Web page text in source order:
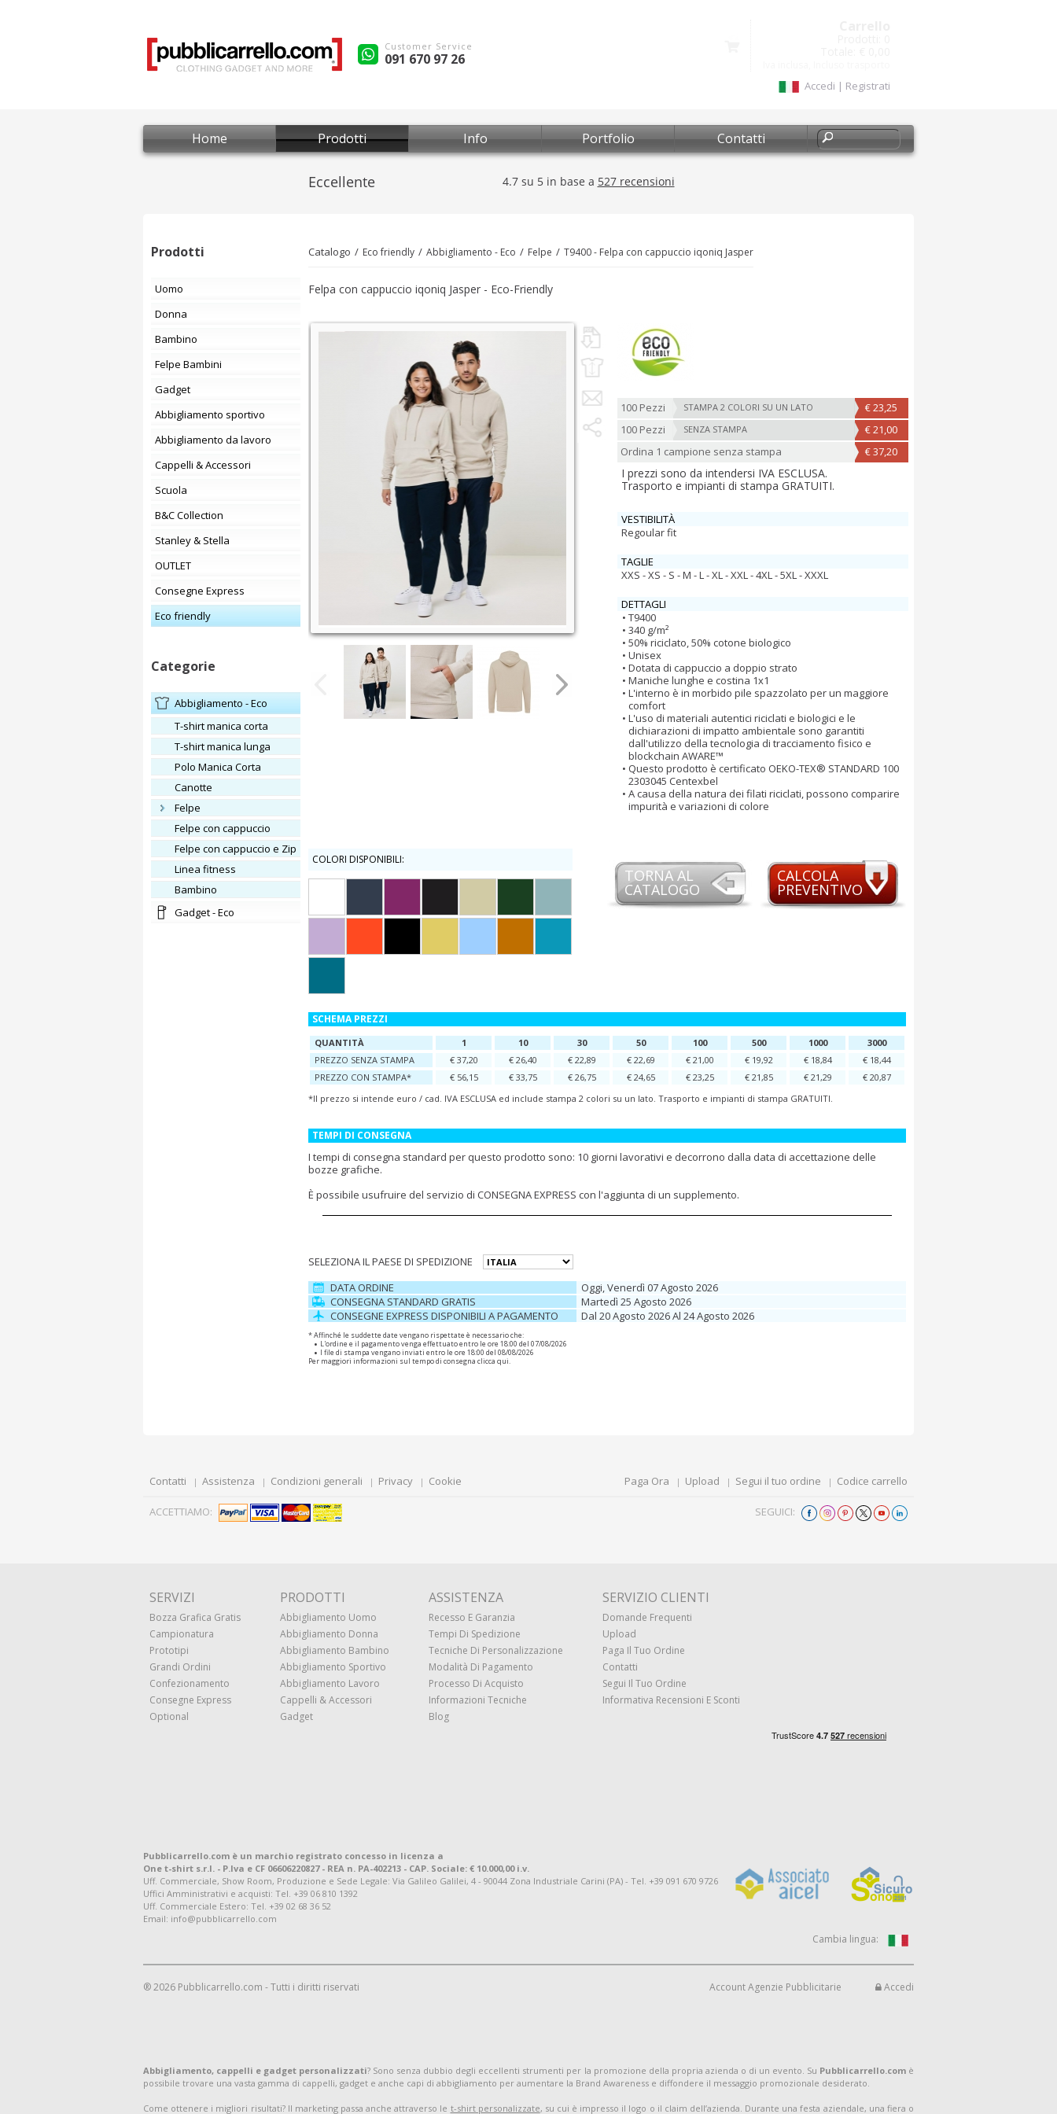
Customer Service
091 670 97 26
Accedi | Registrati
Home Prodotti Info Portfolio Contatti
Prodotti
Uomo
Donna
Bambino
Felpe Bambini
Gadget
Abbigliamento sportivo
Abbigliamento da lavoro
Cappelli & Accessori
Scuola
B&C Collection
Stanley & Stella
OUTLET
Consegne Express
Eco friendly
Categorie
Abbigliamento - Eco
T-shirt manica corta
T-shirt manica lunga
Polo Manica Corta
Canotte
Felpe
Felpe con cappuccio
Felpe con cappuccio e Zip
Linea fitness
Bambino
Gadget - Eco
Catalogo Eco friendly Abbigliamento - Eco Felpe T9400 - Felpa con cappuccio iqoniq Jasper
Felpa con cappuccio iqoniq Jasper - Eco-Friendly
100 Pezzi STAMPA 2 COLORI SU UN LATO
€ 23,25
100 Pezzi
SENZA STAMPA
€ 21,00
Ordina 1 campione senza stampa
€ 37,20
I prezzi sono da intendersi IVA ESCLUSA.
Trasporto e impianti di stampa GRATUITI.
VESTIBILITÀ
Regoular fit
TAGLIE
XXS - XS - S - M - L - XL - XXL - 4XL - 5XL - XXXL
DETTAGLI
T9400
340 g/m²
50% riciclato, 50% cotone biologico
Unisex
Dotata di cappuccio a doppio strato
Maniche lunghe e costina 1x1
L'interno è in morbido pile spazzolato per un maggiore
comfort
L'uso di materiali autentici riciclati e biologici e le
dichiarazioni di impatto ambientale sono garantiti
dall'utilizzo della tecnologia di tracciamento fisico e
blockchain AWARE™
Questo prodotto è certificato OEKO-TEX® STANDARD 100
2303045 Centexbel
A causa della natura dei filati riciclati, possono comparire
impurità e variazioni di colore
COLORI DISPONIBILI:
TORNA AL
CATALOGO
CALCOLA
PREVENTIVO
SCHEMA PREZZI
QUANTITÀ 1 10 30 50 100 500 1000
3000
PREZZO SENZA STAMPA
€ 37,20 € 26,40 € 22,89 € 22,69 € 21,00 € 19,92 € 18,84
€ 18,44
PREZZO CON STAMPA*
€ 56,15 € 33,75 € 26,75 € 24,65 € 23,25 € 21,85 € 21,29
€ 20,87
*Il prezzo si intende euro / cad. IVA ESCLUSA ed include stampa 2 colori su un lato. Trasporto e impianti di stampa GRATUITI.
TEMPI DI CONSEGNA
I tempi di consegna standard per questo prodotto sono: 10 giorni lavorativi e decorrono dalla data di accettazione delle
bozze grafiche.
È possibile usufruire del servizio di CONSEGNA EXPRESS con l'aggiunta di un supplemento.
SELEZIONA IL PAESE DI SPEDIZIONE
DATA ORDINE
Oggi, Venerdì 07 Agosto 2026
CONSEGNA STANDARD GRATIS
Martedì 25 Agosto 2026
CONSEGNE EXPRESS DISPONIBILI A PAGAMENTO
Dal 20 Agosto 2026 Al 24 Agosto 2026
* Affinché le suddette date vengano rispettate è necessario che:
L'ordine e il pagamento venga effettuato entro le ore 18:00 del 07/08/2026
I file di stampa vengano inviati entro le ore 18:00 del 08/08/2026
Per maggiori informazioni sul tempo di consegna clicca qui.
Contatti Assistenza Condizioni generali Privacy Cookie Paga Ora Upload Segui il tuo ordine Codice carrello
ACCETTIAMO: SEGUICI:
SERVIZI
Bozza Grafica Gratis
Campionatura
Prototipi
Grandi Ordini
Confezionamento
Consegne Express
Optional
PRODOTTI
Abbigliamento Uomo
Abbigliamento Donna
Abbigliamento Bambino
Abbigliamento Sportivo
Abbigliamento Lavoro
Cappelli & Accessori
Gadget
ASSISTENZA
Recesso E Garanzia
Tempi Di Spedizione
Tecniche Di Personalizzazione
Modalità Di Pagamento
Processo Di Acquisto
Informazioni Tecniche
Blog
SERVIZIO CLIENTI
Domande Frequenti
Upload
Paga Il Tuo Ordine
Contatti
Segui Il Tuo Ordine
Informativa Recensioni E Sconti
Pubblicarrello.com è un marchio registrato concesso in licenza a
One t-shirt s.r.l. - P.Iva e CF 06606220827 - REA n. PA-402213 - CAP. Sociale: € 10.000,00 i.v.
Uff. Commerciale, Show Room, Produzione e Sede Legale: Via Galileo Galilei, 4 - 90044 Zona Industriale Carini (PA) - Tel. +39 091 670 9726
Uffici Amministrativi e acquisti: Tel. +39 06 810 1392
Uff. Commerciale Estero: Tel. +39 02 68 36 52
Email: info@pubblicarrello.com
Cambia lingua:
® 2026 Pubblicarrello.com - Tutti i diritti riservati Account Agenzie Pubblicitarie Accedi
Abbigliamento, cappelli e gadget personalizzati? Sono senza dubbio degli eccellenti strumenti per la promozione della propria azienda o di un evento. Su Pubblicarrello.comè
possibile trovare una vasta gamma di cappelli, gadget e anche capi di abbigliamento per aumentare la Brand Awareness e diffondere il messaggio promozionale desiderato.
Come ottenere i migliori risultati? Il marketing passa anche attraverso le t-shirt personalizzate, su cui è impresso il logo o il claim dell’azienda. Durante una festa aziendale, una fiera o